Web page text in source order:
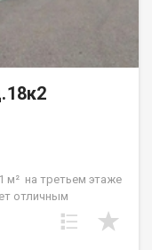
сейчас и
что это
при звонке данный
541737. Анжелика
м² на третьем этаже
отличным
которые ценят
жильё без